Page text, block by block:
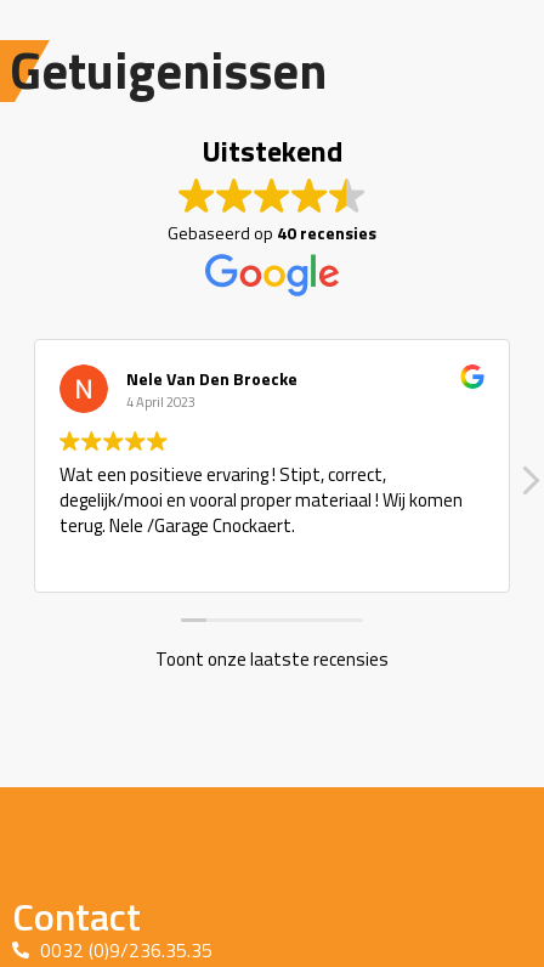
Getuigenissen
Uitstekend
Gebaseerd op 40 recensies
Nele Van Den Broecke
4 April 2023
Wat een positieve ervaring ! Stipt, correct,
degelijk/mooi en vooral proper materiaal ! Wij komen
terug. Nele /Garage Cnockaert.
Toont onze laatste recensies
Contact
0032 (0)9/236.35.35